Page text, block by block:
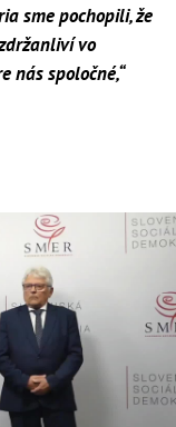
sme pochopili, že
vo
nás spoločné,“